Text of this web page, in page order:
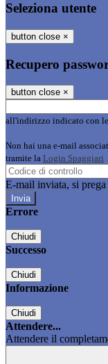
Seleziona utente
button close ×
Recupero
button close ×
all'indirizzo indicato con
Non hai una e-mail
tramite la Login Spaggiari
E-mail inviata, si
Errore
Chiudi
Successo
Chiudi
Informazione
Chiudi
Attendere...
Attendere il